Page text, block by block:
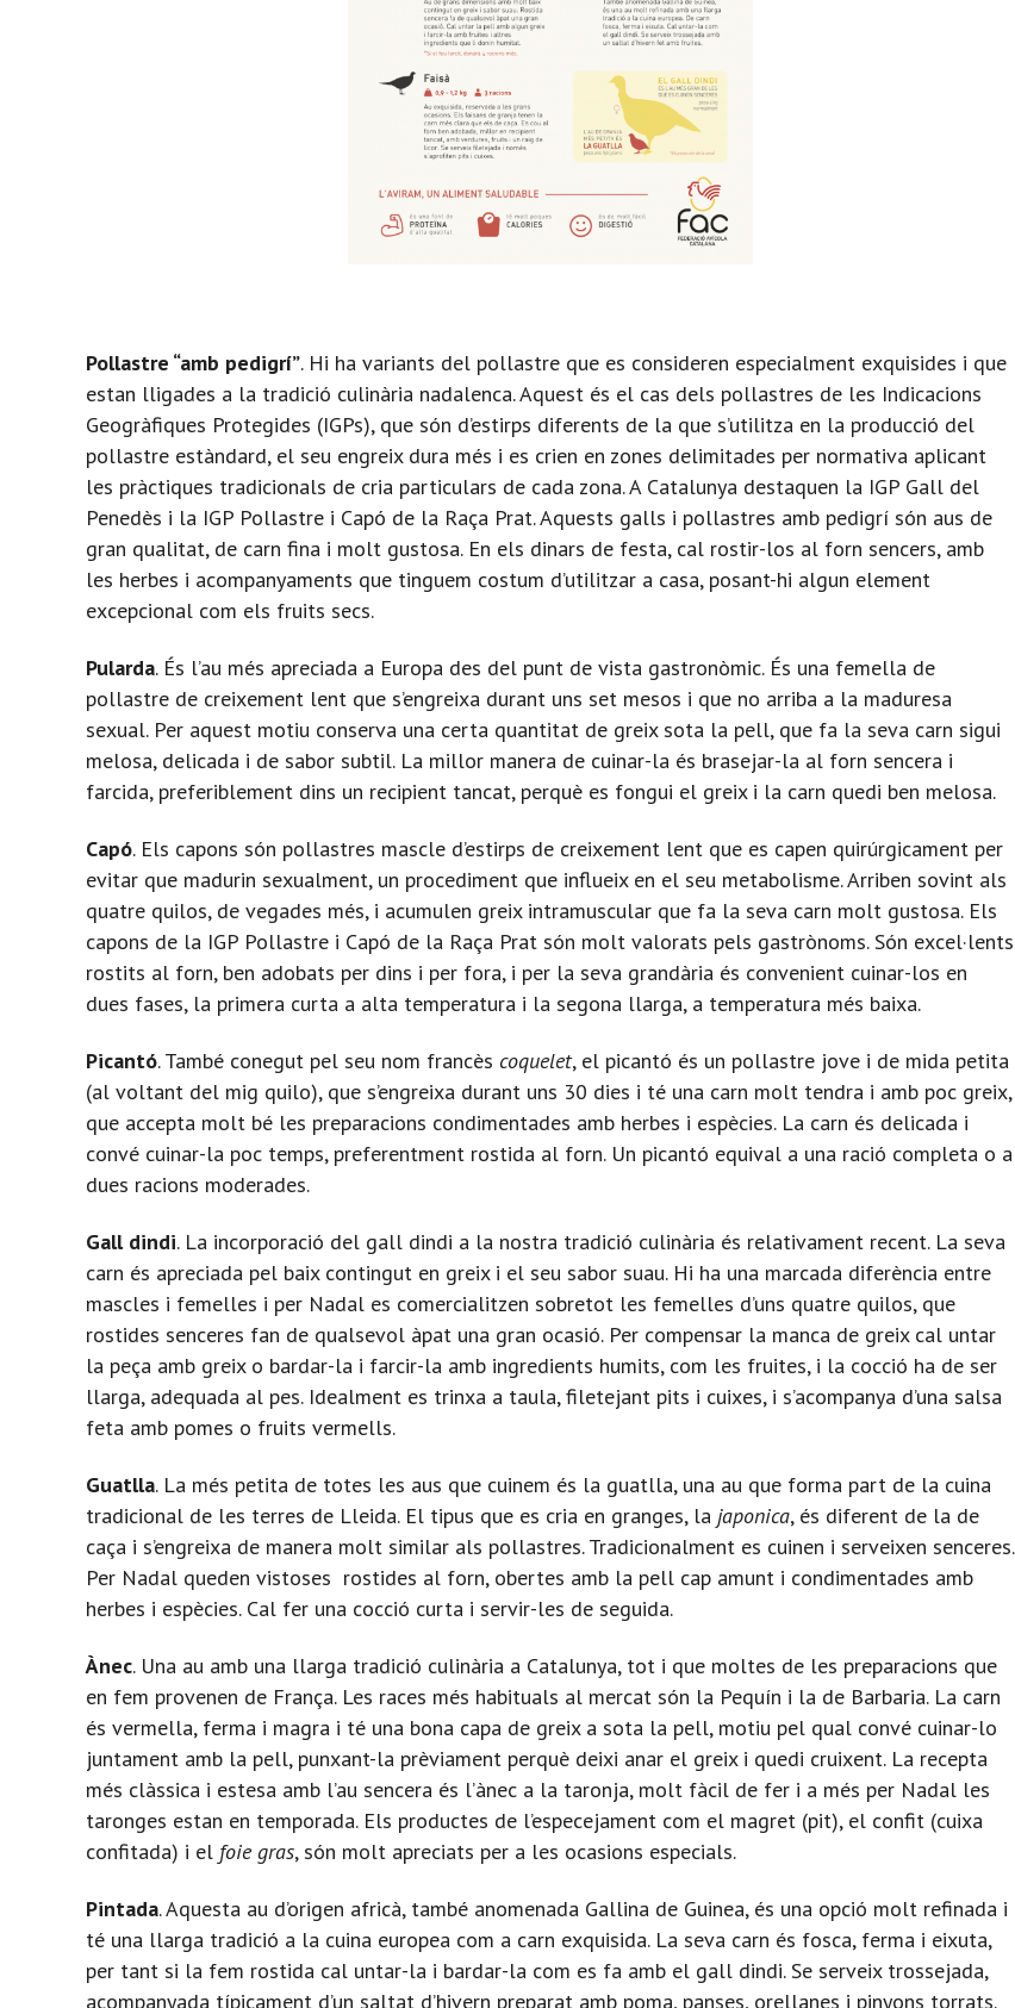
Pollastre “amb pedigrí”. Hi ha variants del pollastre que es consideren especialment exquisides i que
estan lligades a la tradició culinària nadalenca. Aquest és el cas dels pollastres de les Indicacions
Geogràfiques Protegides (IGPs), que són d’estirps diferents de la que s’utilitza en la producció del
pollastre estàndard, el seu engreix dura més i es crien en zones delimitades per normativa aplicant
les pràctiques tradicionals de cria particulars de cada zona. A Catalunya destaquen la IGP Gall del
Penedès i la IGP Pollastre i Capó de la Raça Prat. Aquests galls i pollastres amb pedigrí són aus de
gran qualitat, de carn fina i molt gustosa. En els dinars de festa, cal rostir-los al forn sencers, amb
les herbes i acompanyaments que tinguem costum d’utilitzar a casa, posant-hi algun element
excepcional com els fruits secs.
Pularda. És l’au més apreciada a Europa des del punt de vista gastronòmic. És una femella de
pollastre de creixement lent que s’engreixa durant uns set mesos i que no arriba a la maduresa
sexual. Per aquest motiu conserva una certa quantitat de greix sota la pell, que fa la seva carn sigui
melosa, delicada i de sabor subtil. La millor manera de cuinar-la és brasejar-la al forn sencera i
farcida, preferiblement dins un recipient tancat, perquè es fongui el greix i la carn quedi ben melosa.
Capó. Els capons són pollastres mascle d’estirps de creixement lent que es capen quirúrgicament per
evitar que madurin sexualment, un procediment que influeix en el seu metabolisme. Arriben sovint als
quatre quilos, de vegades més, i acumulen greix intramuscular que fa la seva carn molt gustosa. Els
capons de la IGP Pollastre i Capó de la Raça Prat són molt valorats pels gastrònoms. Són excel·lents
rostits al forn, ben adobats per dins i per fora, i per la seva grandària és convenient cuinar-los en
dues fases, la primera curta a alta temperatura i la segona llarga, a temperatura més baixa.
Picantó. També conegut pel seu nom francès coquelet, el picantó és un pollastre jove i de mida petita
(al voltant del mig quilo), que s’engreixa durant uns 30 dies i té una carn molt tendra i amb poc greix,
que accepta molt bé les preparacions condimentades amb herbes i espècies. La carn és delicada i
convé cuinar-la poc temps, preferentment rostida al forn. Un picantó equival a una ració completa o a
dues racions moderades.
Gall dindi. La incorporació del gall dindi a la nostra tradició culinària és relativament recent. La seva
carn és apreciada pel baix contingut en greix i el seu sabor suau. Hi ha una marcada diferència entre
mascles i femelles i per Nadal es comercialitzen sobretot les femelles d’uns quatre quilos, que
rostides senceres fan de qualsevol àpat una gran ocasió. Per compensar la manca de greix cal untar
la peça amb greix o bardar-la i farcir-la amb ingredients humits, com les fruites, i la cocció ha de ser
llarga, adequada al pes. Idealment es trinxa a taula, filetejant pits i cuixes, i s’acompanya d’una salsa
feta amb pomes o fruits vermells.
Guatlla. La més petita de totes les aus que cuinem és la guatlla, una au que forma part de la cuina
tradicional de les terres de Lleida. El tipus que es cria en granges, la japonica, és diferent de la de
caça i s’engreixa de manera molt similar als pollastres. Tradicionalment es cuinen i serveixen senceres.
Per Nadal queden vistoses rostides al forn, obertes amb la pell cap amunt i condimentades amb
herbes i espècies. Cal fer una cocció curta i servir-les de seguida.
Ànec. Una au amb una llarga tradició culinària a Catalunya, tot i que moltes de les preparacions que
en fem provenen de França. Les races més habituals al mercat són la Pequín i la de Barbaria. La carn
és vermella, ferma i magra i té una bona capa de greix a sota la pell, motiu pel qual convé cuinar-lo
juntament amb la pell, punxant-la prèviament perquè deixi anar el greix i quedi cruixent. La recepta
més clàssica i estesa amb l’au sencera és l’ànec a la taronja, molt fàcil de fer i a més per Nadal les
taronges estan en temporada. Els productes de l’especejament com el magret (pit), el confit (cuixa
confitada) i el foie gras, són molt apreciats per a les ocasions especials.
Pintada. Aquesta au d’origen africà, també anomenada Gallina de Guinea, és una opció molt refinada i
té una llarga tradició a la cuina europea com a carn exquisida. La seva carn és fosca, ferma i eixuta,
per tant si la fem rostida cal untar-la i bardar-la com es fa amb el gall dindi. Se serveix trossejada,
acompanyada típicament d’un saltat d’hivern preparat amb poma, panses, orellanes i pinyons torrats.